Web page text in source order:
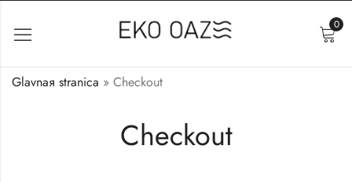
0
Checkout
Glavnaя stranica » Checkout